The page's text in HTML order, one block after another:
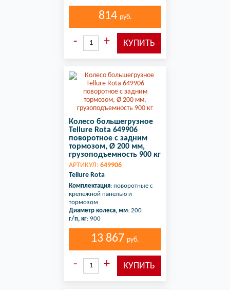
814 руб.
Колесо большегрузное
Tellure Rota 649906
поворотное с задним
тормозом, Ø 200 мм,
грузоподъемность 900 кг
АРТИКУЛ: 649906
Tellure Rota
Комплектация: поворотные с
крепежной панелью и
тормозом
Диаметр колеса, мм: 200
г/п, кг: 900
13 867 руб.